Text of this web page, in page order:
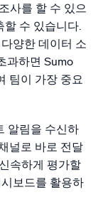
사를 할 수 있으
할 수 있습니다.
양한 데이터 소
과하면 Sumo
팀이 가장 중요
알림을 수신하
널로 바로 전달
속하게 평가할
보드를 활용하